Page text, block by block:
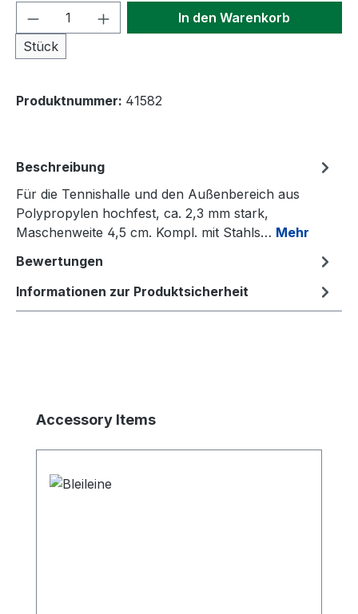
Produkt Anzahl: Gib den
Stück
In den Warenkorb
Produktnummer: 41582
Beschreibung
Für die Tennishalle und den Außenbereich aus
Polypropylen hochfest, ca. 2,3 mm stark,
Maschenweite 4,5 cm. Kompl. mit Stahls… Mehr
Bewertungen
Informationen zur Produktsicherheit
Produktgalerie überspringen
Accessory Items